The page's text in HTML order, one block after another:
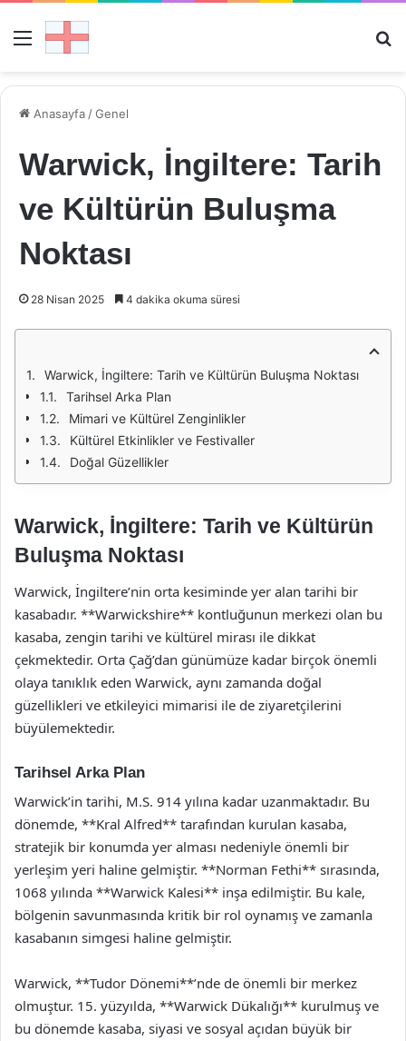
Menü
Anasayfa /Genel
Warwick, İngiltere: Tarih
ve Kültürün Buluşma
Noktası
28 Nisan 2025 4 dakika okuma süresi
Warwick, İngiltere: Tarih ve Kültürün Buluşma Noktası
Tarihsel Arka Plan
Mimari ve Kültürel Zenginlikler
Kültürel Etkinlikler ve Festivaller
Doğal Güzellikler
Warwick, İngiltere: Tarih ve Kültürün
Buluşma Noktası
Warwick, İngiltere’nin orta kesiminde yer alan tarihi bir
kasabadır. **Warwickshire** kontluğunun merkezi olan bu
kasaba, zengin tarihi ve kültürel mirası ile dikkat
çekmektedir. Orta Çağ’dan günümüze kadar birçok önemli
olaya tanıklık eden Warwick, aynı zamanda doğal
güzellikleri ve etkileyici mimarisi ile de ziyaretçilerini
büyülemektedir.
Tarihsel Arka Plan
Warwick’in tarihi, M.S. 914 yılına kadar uzanmaktadır. Bu
dönemde, **Kral Alfred** tarafından kurulan kasaba,
stratejik bir konumda yer alması nedeniyle önemli bir
yerleşim yeri haline gelmiştir. **Norman Fethi** sırasında,
1068 yılında **Warwick Kalesi** inşa edilmiştir. Bu kale,
bölgenin savunmasında kritik bir rol oynamış ve zamanla
kasabanın simgesi haline gelmiştir.
Warwick, **Tudor Dönemi**’nde de önemli bir merkez
olmuştur. 15. yüzyılda, **Warwick Dükalığı** kurulmuş ve
bu dönemde kasaba, siyasi ve sosyal açıdan büyük bir